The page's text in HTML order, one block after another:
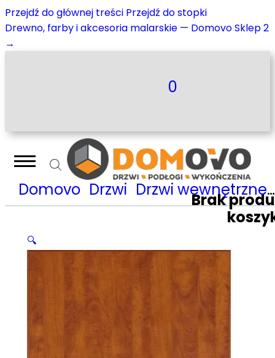
Przejdź do głównej treści Przejdź do stopki
Drewno, farby i akcesoria malarskie — Domovo Sklep 2
→
0
Brak
Domovo Drzwi Drzwi wewnętrzne
🔍